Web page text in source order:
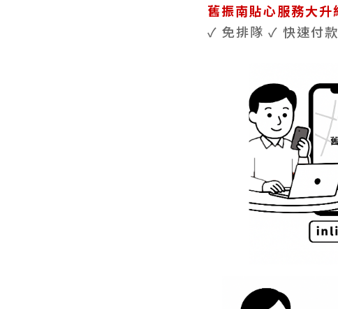
舊振南貼心服務大升
✓ 免排隊 ✓ 快速付